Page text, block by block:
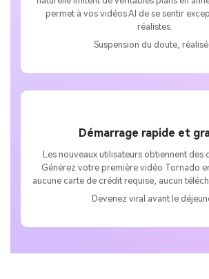
permet à vos vidéos AI de se sentir
réalistes.
Suspension du doute,
Démarrage rapide et
Les nouveaux utilisateurs obtiennent des
Générez votre première vidéo Tornado
aucune carte de crédit requise, aucun
Devenez viral avant le